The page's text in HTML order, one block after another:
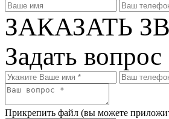
ЗАКАЗАТЬ
Задать вопрос
Прикрепить файл (вы можете